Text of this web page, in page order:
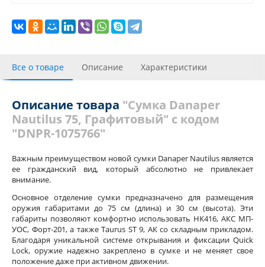
Все о товаре Описание Характеристики
Описание товара "Сумка Danaper
Nautilus 75, Графитовый" с кодом
"DNPR-1075766"
Важным преимуществом новой сумки Danaper Nautilus является
ее гражданский вид, который абсолютно не привлекает
внимание.
Основное отделение сумки предназначено для размещения
оружия габаритами до 75 см (длина) и 30 см (высота). Эти
габариты позволяют комфортно использовать HK416, АКС МП-
УОС, Форт-201, а также Taurus ST 9, АК со складным прикладом.
Благодаря уникальной системе открывания и фиксации Quick
Lock, оружие надежно закреплено в сумке и не меняет свое
положение даже при активном движении.